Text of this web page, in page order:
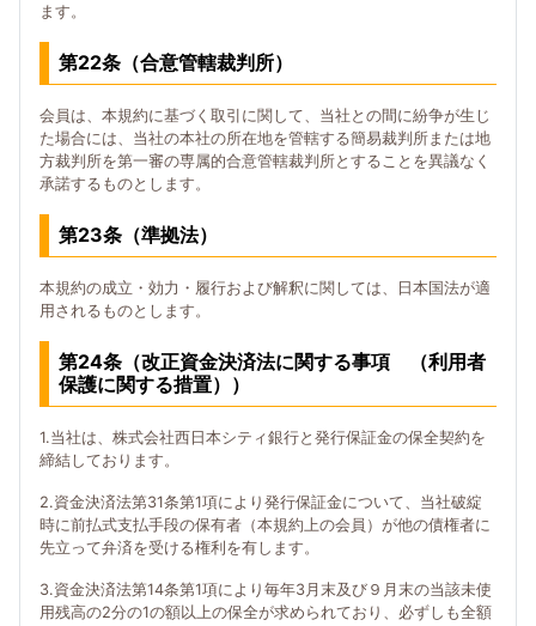
ます。
第22条（合意管轄裁判所）
会員は、本規約に基づく取引に関して、当社との間に紛争が生じ
た場合には、当社の本社の所在地を管轄する簡易裁判所または地
方裁判所を第一審の専属的合意管轄裁判所とすることを異議なく
承諾するものとします。
第23条（準拠法）
本規約の成立・効力・履行および解釈に関しては、日本国法が適
用されるものとします。
第24条（改正資金決済法に関する事項 （利用者
保護に関する措置））
1.当社は、株式会社西日本シティ銀行と発行保証金の保全契約を
締結しております。
2.資金決済法第31条第1項により発行保証金について、当社破綻
時に前払式支払手段の保有者（本規約上の会員）が他の債権者に
先立って弁済を受ける権利を有します。
3.資金決済法第14条第1項により毎年3月末及び９月末の当該未使
用残高の2分の1の額以上の保全が求められており、必ずしも全額